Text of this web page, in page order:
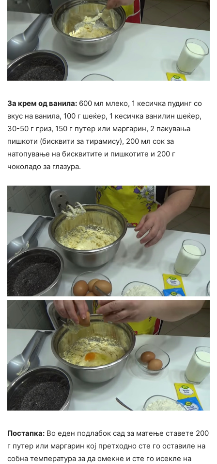
За крем од ванила: 600 мл млеко, 1 кесичка пудинг со
вкус на ванила, 100 г шеќер, 1 кесичка ванилин шеќер,
30-50 г гриз, 150 г путер или маргарин, 2 пакувања
пишкоти (бисквити за тирамису), 200 мл сок за
натопување на бисквитите и пишкотите и 200 г
чоколадо за глазура.
Постапка: Во еден подлабок сад за матење ставете 200
г путер или маргарин кој претходно сте го оставиле на
собна температура за да омекне и сте го исекле на